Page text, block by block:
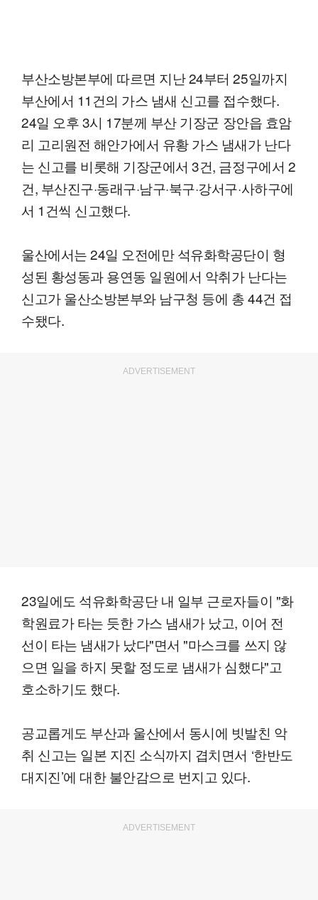
부산소방본부에 따르면 지난 24부터 25일까지
부산에서 11건의 가스 냄새 신고를 접수했다.
24일 오후 3시 17분께 부산 기장군 장안읍 효암
리 고리원전 해안가에서 유황 가스 냄새가 난다
는 신고를 비롯해 기장군에서 3건, 금정구에서 2
건, 부산진구·동래구·남구·북구·강서구·사하구에
서 1건씩 신고했다.
울산에서는 24일 오전에만 석유화학공단이 형
성된 황성동과 용연동 일원에서 악취가 난다는
신고가 울산소방본부와 남구청 등에 총 44건 접
수됐다.
ADVERTISEMENT
23일에도 석유화학공단 내 일부 근로자들이 "화
학원료가 타는 듯한 가스 냄새가 났고, 이어 전
선이 타는 냄새가 났다"면서 "마스크를 쓰지 않
으면 일을 하지 못할 정도로 냄새가 심했다"고
호소하기도 했다.
공교롭게도 부산과 울산에서 동시에 빗발친 악
취 신고는 일본 지진 소식까지 겹치면서 ‘한반도
대지진’에 대한 불안감으로 번지고 있다.
ADVERTISEMENT